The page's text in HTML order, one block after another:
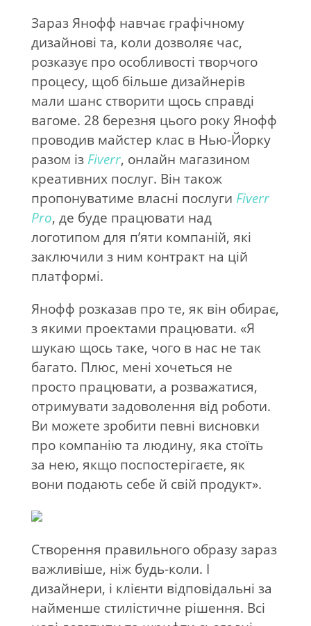
Зараз Янофф навчає графічному
дизайнові та, коли дозволяє час,
розказує про особливості творчого
процесу, щоб більше дизайнерів
мали шанс створити щось справді
вагоме. 28 березня цього року Янофф
проводив майстер клас в Нью-Йорку
разом із Fiverr, онлайн магазином
креативних послуг. Він також
пропонуватиме власні послуги Fiverr
Pro, де буде працювати над
логотипом для п’яти компаній, які
заключили з ним контракт на цій
платформі.
Янофф розказав про те, як він обирає,
з якими проектами працювати. «Я
шукаю щось таке, чого в нас не так
багато. Плюс, мені хочеться не
просто працювати, а розважатися,
отримувати задоволення від роботи.
Ви можете зробити певні висновки
про компанію та людину, яка стоїть
за нею, якщо поспостерігаєте, як
вони подають себе й свій продукт».
Створення правильного образу зараз
важливіше, ніж будь-коли. І
дизайнери, і клієнти відповідальні за
найменше стилістичне рішення. Всі